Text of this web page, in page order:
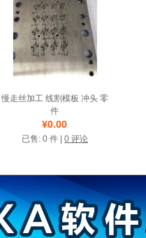
慢走丝加工 线割模板 冲头 零
件
店铺名称: 治具设计制造
¥0.00
已售: 0 件 | 0 评论